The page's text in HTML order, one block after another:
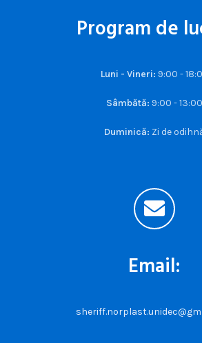
Program de
Luni - Vineri: 9:00 -
Sâmbătă: 9:00 - 13:00
Duminică: Zi de
Email: